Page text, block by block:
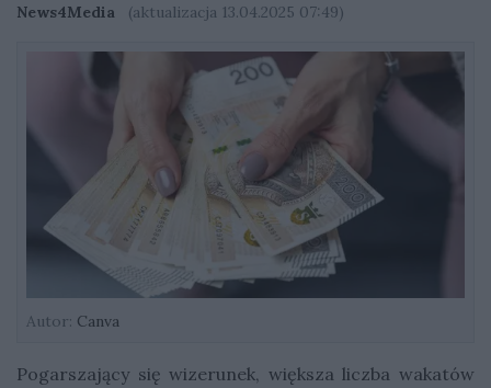
News4Media
(aktualizacja 13.04.2025 07:49)
Autor: Canva
Pogarszający się wizerunek, większa liczba wakatów